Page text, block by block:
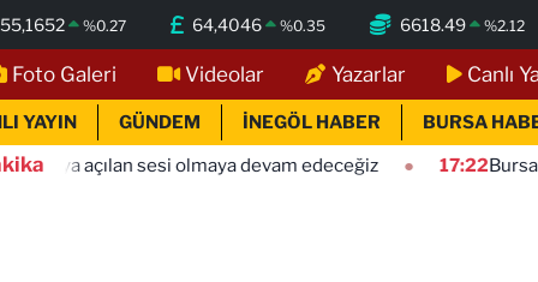
55,1652 %0.27 64,4046 %0.35 6618.49 %2.12
Foto Galeri Videolar Yazarlar Canlı
YAYIN GÜNDEM İNEGÖL HABER BURSA
olmaya devam edeceğiz 17:22Bursa Osmangazi'nin